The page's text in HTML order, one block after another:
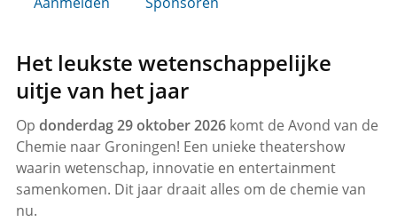
Het leukste wetenschappelijke
uitje van het jaar
Op donderdag 29 oktober 2026komt de Avond van de
Chemie naar Groningen! Een unieke theatershow
waarin wetenschap, innovatie en entertainment
samenkomen. Dit jaar draait alles om de chemie van
nu.